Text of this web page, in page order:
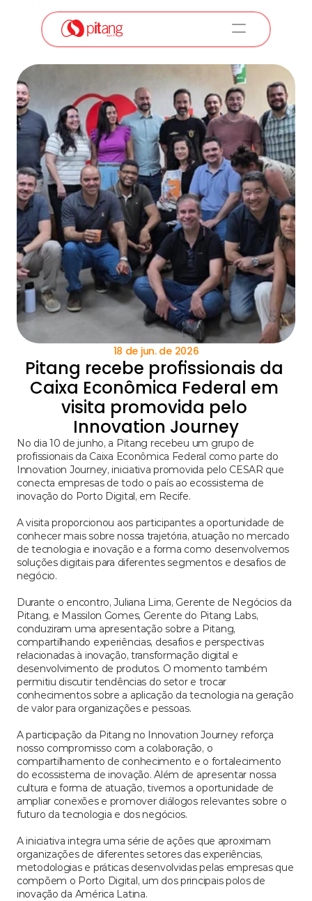
Serviços
Soluções Pitang
Empresas e Unidades de Negócios
LABS
Carreiras
Conteúdos
18 de jun. de 2026
Pitang recebe profissionais da
Caixa Econômica Federal em
visita promovida pelo
Innovation Journey
No dia 10 de junho, a Pitang recebeu um grupo de
profissionais da Caixa Econômica Federal como parte do
Innovation Journey, iniciativa promovida pelo CESAR que
conecta empresas de todo o país ao ecossistema de
inovação do Porto Digital, em Recife.
A visita proporcionou aos participantes a oportunidade de
conhecer mais sobre nossa trajetória, atuação no mercado
de tecnologia e inovação e a forma como desenvolvemos
soluções digitais para diferentes segmentos e desafios de
negócio.
Durante o encontro, Juliana Lima, Gerente de Negócios da
Pitang, e Massilon Gomes, Gerente do Pitang Labs,
conduziram uma apresentação sobre a Pitang,
compartilhando experiências, desafios e perspectivas
relacionadas à inovação, transformação digital e
desenvolvimento de produtos. O momento também
permitiu discutir tendências do setor e trocar
conhecimentos sobre a aplicação da tecnologia na geração
de valor para organizações e pessoas.
A participação da Pitang no Innovation Journey reforça
nosso compromisso com a colaboração, o
compartilhamento de conhecimento e o fortalecimento
do ecossistema de inovação. Além de apresentar nossa
cultura e forma de atuação, tivemos a oportunidade de
ampliar conexões e promover diálogos relevantes sobre o
futuro da tecnologia e dos negócios.
A iniciativa integra uma série de ações que aproximam
organizações de diferentes setores das experiências,
metodologias e práticas desenvolvidas pelas empresas que
compõem o Porto Digital, um dos principais polos de
inovação da América Latina.